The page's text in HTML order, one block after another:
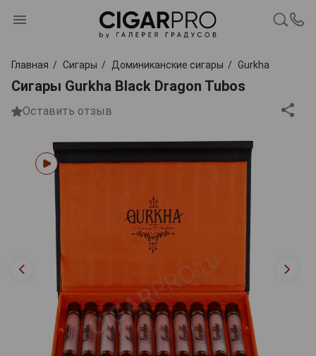
Главная Сигары Доминиканские сигары Gurkha
Сигары Gurkha Black Dragon Tubos
Оставить отзыв